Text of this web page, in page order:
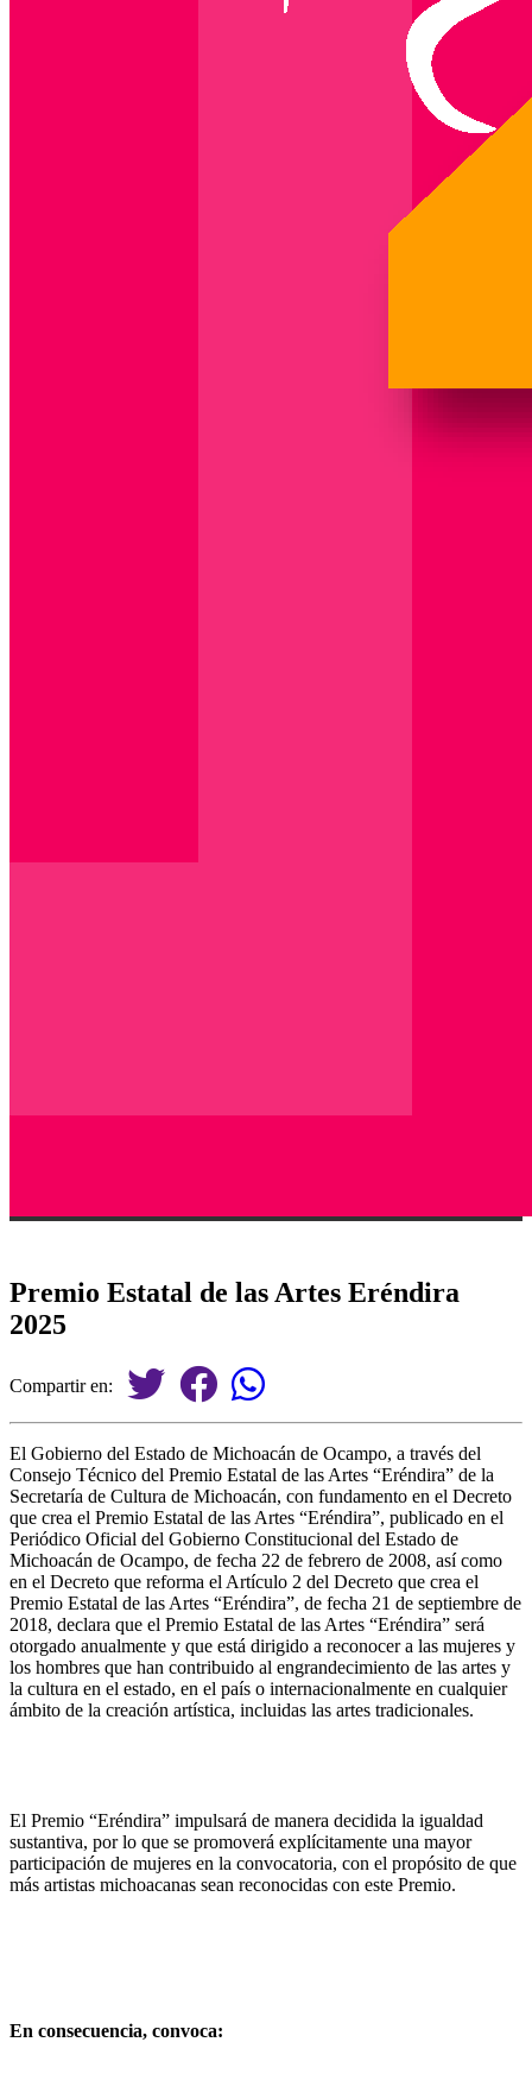
Premio Estatal de las Artes Eréndira
2025
Compartir en:
El Gobierno del Estado de Michoacán de Ocampo, a través del
Consejo Técnico del Premio Estatal de las Artes “Eréndira” de la
Secretaría de Cultura de Michoacán, con fundamento en el Decreto
que crea el Premio Estatal de las Artes “Eréndira”, publicado en el
Periódico Oficial del Gobierno Constitucional del Estado de
Michoacán de Ocampo, de fecha 22 de febrero de 2008, así como
en el Decreto que reforma el Artículo 2 del Decreto que crea el
Premio Estatal de las Artes “Eréndira”, de fecha 21 de septiembre de
2018, declara que el Premio Estatal de las Artes “Eréndira” será
otorgado anualmente y que está dirigido a reconocer a las mujeres y
los hombres que han contribuido al engrandecimiento de las artes y
la cultura en el estado, en el país o internacionalmente en cualquier
ámbito de la creación artística, incluidas las artes tradicionales.
El Premio “Eréndira” impulsará de manera decidida la igualdad
sustantiva, por lo que se promoverá explícitamente una mayor
participación de mujeres en la convocatoria, con el propósito de que
más artistas michoacanas sean reconocidas con este Premio.
En consecuencia, convoca: